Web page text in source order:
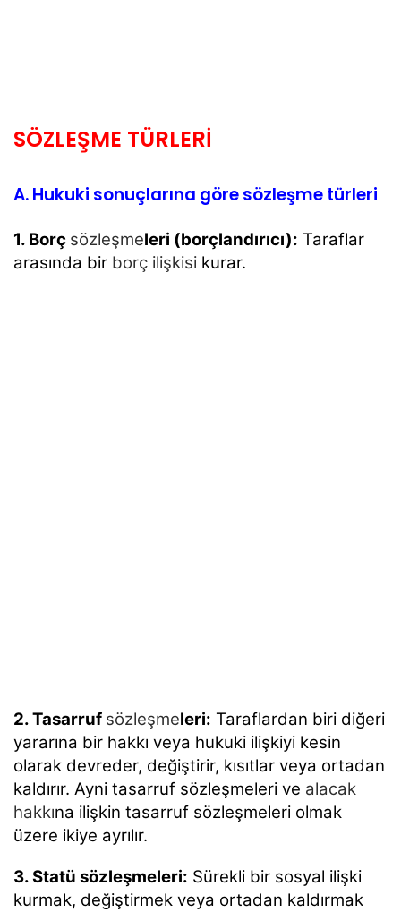
SÖZLEŞME TÜRLERİ
A. Hukuki sonuçlarına göre sözleşme türleri
1. Borç sözleşmeleri (borçlandırıcı): Taraflar
arasında bir borç ilişkisi kurar.
2. Tasarruf sözleşmeleri: Taraflardan biri diğeri
yararına bir hakkı veya hukuki ilişkiyi kesin
olarak devreder, değiştirir, kısıtlar veya ortadan
kaldırır. Ayni tasarruf sözleşmeleri ve alacak
hakkına ilişkin tasarruf sözleşmeleri olmak
üzere ikiye ayrılır.
3. Statü sözleşmeleri: Sürekli bir sosyal ilişki
kurmak, değiştirmek veya ortadan kaldırmak